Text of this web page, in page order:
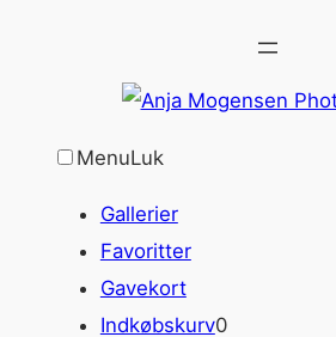
MenuLuk
Gallerier
Favoritter
Gavekort
Indkøbskurv0